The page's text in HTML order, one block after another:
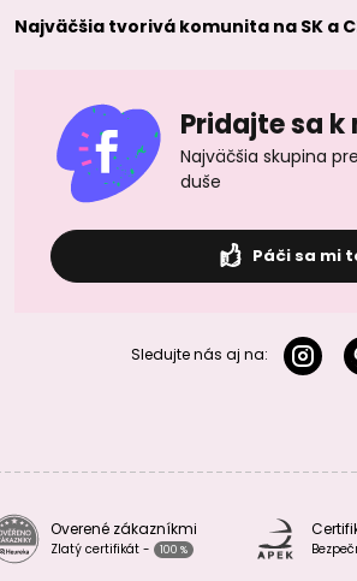
Najväčšia tvorivá komunita na SK a
Pridajte sa k
Najväčšia skupina
duše
Páči sa mi
Sledujte nás aj na:
Overené zákazníkmi
Zlatý certifikát - 100 %